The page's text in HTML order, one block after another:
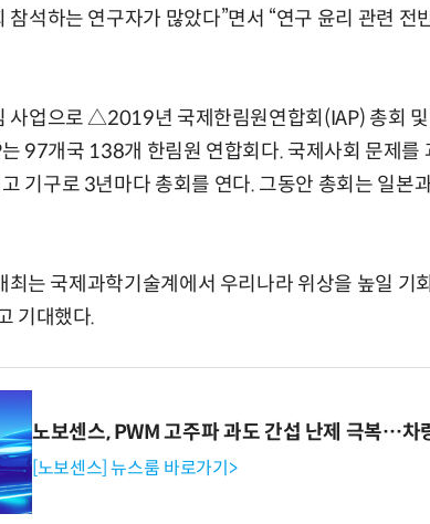
참석하는 연구자가 많았다”면서 “연구 윤리 관련 전
사업으로 △2019년 국제한림원연합회(IAP) 총회
97개국 138개 한림원 연합회다. 국제사회 문제를
기구로 3년마다 총회를 연다. 그동안 총회는 일본
최는 국제과학기술계에서 우리나라 위상을 높일 기
기대했다.
노보센스, PWM 고주파 과도 간섭 난제 극복…차
[노보센스] 뉴스룸 바로가기>